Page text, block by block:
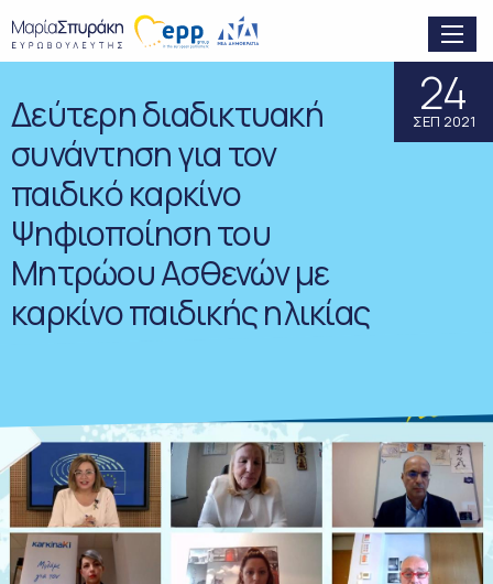
Δεύτερη διαδικτυακή
συνάντηση για τον
παιδικό καρκίνο
Ψηφιοποίηση του
Μητρώου Ασθενών με
καρκίνο παιδικής ηλικίας
24
ΣΕΠ 2021